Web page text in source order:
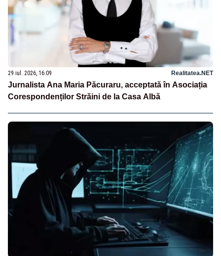
29 iul. 2026, 16:09 Realitatea.NET
Jurnalista Ana Maria Păcuraru, acceptată în Asociația
Corespondenților Străini de la Casa Albă